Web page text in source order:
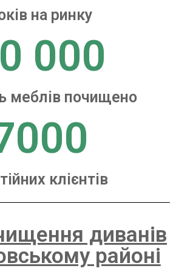
на ринку
000
меблів почищено
клієнтів
диванів
районі